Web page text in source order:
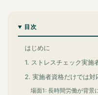
目次
はじめに
1. ストレスチェック実施
2. 実施者資格だけでは対
場面1: 長時間労働が背景